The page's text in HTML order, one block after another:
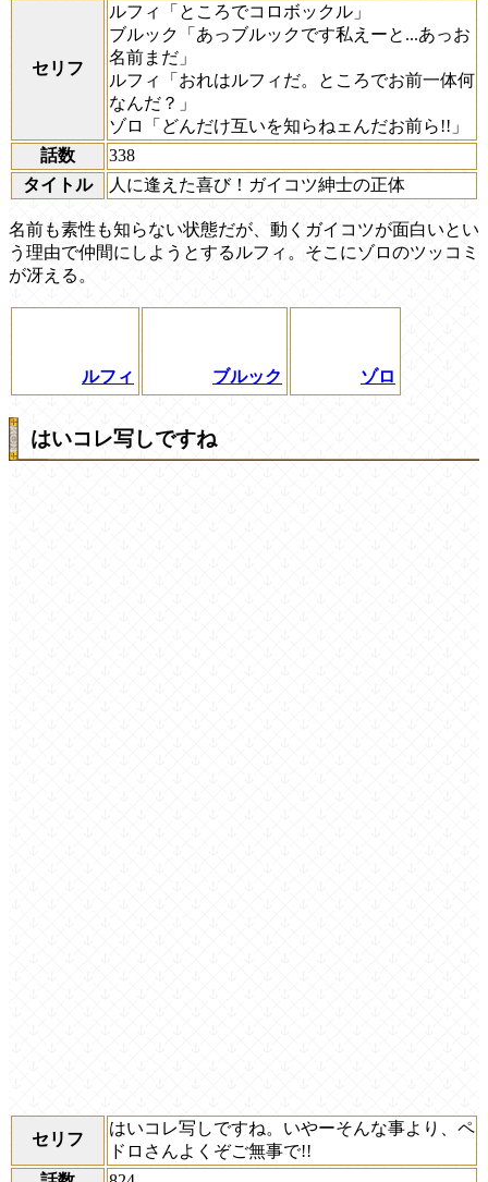
セリフ
ルフィ「ところでコロボックル」
ブルック「あっブルックです私えーと...あっお
名前まだ」
ルフィ「おれはルフィだ。ところでお前一体何
なんだ？」
ゾロ「どんだけ互いを知らねェんだお前ら!!」
話数
338
タイトル
人に逢えた喜び！ガイコツ紳士の正体
名前も素性も知らない状態だが、動くガイコツが面白いとい
う理由で仲間にしようとするルフィ。そこにゾロのツッコミ
が冴える。
ルフィ ブルック ゾロ
はいコレ写しですね
セリフ
はいコレ写しですね。いやーそんな事より、ペ
ドロさんよくぞご無事で!!